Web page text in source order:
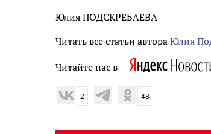
Юлия ПОДСКРЕБАЕВА
Читать все статьи автораЮлия
Читайте нас в
2 48